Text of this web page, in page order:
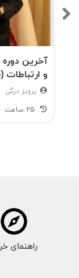
دارد.این
است؛ جایی
بخش
متعلق به
در
آخرین
و ارتباطات
پرویز درگی
راهنمای